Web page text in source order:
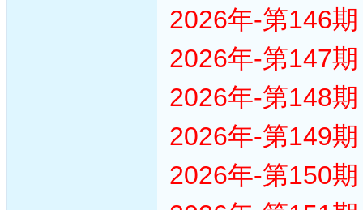
2026年-第146
2026年-第147
2026年-第148
2026年-第149
2026年-第150